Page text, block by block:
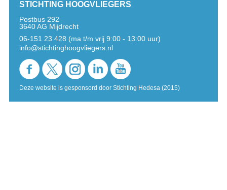
STICHTING HOOGVLIEGERS
Postbus 292
3640 AG Mijdrecht
06-151 23 428 (ma t/m vrij 9:00 - 13:00 uur)
info@stichtinghoogvliegers.nl
Deze website is gesponsord door Stichting Hedesa (2015)